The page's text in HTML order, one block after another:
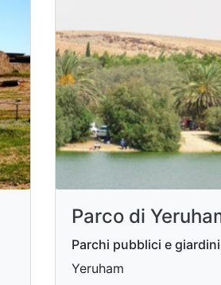
Parco di
Parchi pubblici e giardini
Yeruham